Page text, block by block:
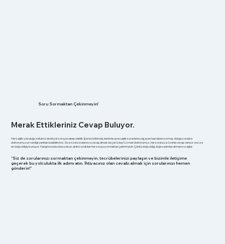
Soru Sormaktan Çekinmeyin!
Merak Ettikleriniz Cevap Buluyor.
Her sağlık yolculuğu, kafamızda birçok soruya sebep olabilir. İşte bu bölümde, benimle aynı sağlık sorunlarını yaşayan hastaların sormuş olduğu sorulara
doktorumuzun verdiği yanıtları bulabilirsiniz. Size özel sorularınıza cevap almak da çok kolay! Uzman doktorumuz, her sorunuza özenle cevap veriyor ve size
en doğru bilgiyi sunuyor. Hangi konuda olursa olsun, aklınıza takılan her soruyu sormaktan çekinmeyin. Çünkü doğru bilgi, doğru adımları atmanızı sağlar.
"Siz de sorularınızı sormaktan çekinmeyin, tecrübelerinizi paylaşın ve bizimle iletişime
geçerek bu yolculukta ilk adımı atın. İhtiyacınız olan cevabı almak için sorularınızı hemen
gönderin!"